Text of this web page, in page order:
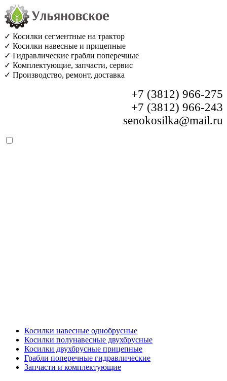
✓ Косилки сегментные на трактор
✓ Косилки навесные и прицепные
✓ Гидравлические грабли поперечные
✓ Комплектующие, запчасти, сервис
✓ Производство, ремонт, доставка
+7 (3812) 966-275
+7 (3812) 966-243
senokosilka@mail.ru
Косилки навесные однобрусные
Косилки полунавесные двухбрусные
Косилки двухбрусные прицепные
Грабли поперечные гидравлические
Запчасти и комплектующие